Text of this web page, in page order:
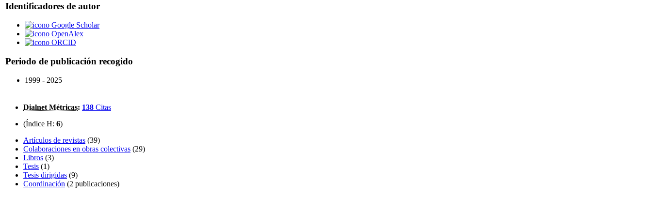
Identificadores de autor
Google Scholar
OpenAlex
ORCID
Periodo de publicación recogido
1999 - 2025
Dialnet Métricas: 138 Citas
(Índice H: 6)
Artículos de revistas (39)
Colaboraciones en obras colectivas (29)
Libros (3)
Tesis (1)
Tesis dirigidas (9)
Coordinación (2 publicaciones)